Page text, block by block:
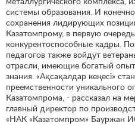
системы образования. И
сохранения лидирующих
Казатомпрому, в первую
конкурентоспособные кадры.
педагогов также войдут
отрасли, имеющие богатый
знания. «Ақсақалдар кеңесі»
преемственности уникального
Казатомпрома, - рассказал на
главный директор по
«НАК «Казатомпром» Бауржан